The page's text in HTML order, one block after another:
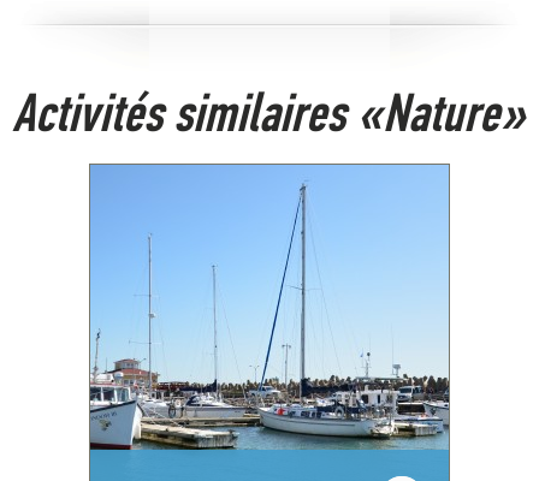
Activités similaires «Nature»